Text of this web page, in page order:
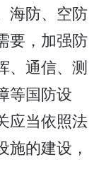
海防、空防
要，加强防
、通信、测
等国防设
应当依照法
的建设，